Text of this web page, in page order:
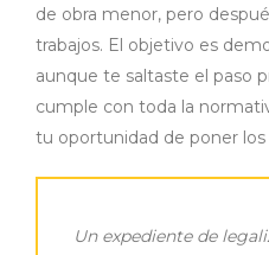
de obra menor, pero
trabajos. El objetivo es
aunque te saltaste el paso
cumple con toda la
tu oportunidad de poner los
Un expediente de